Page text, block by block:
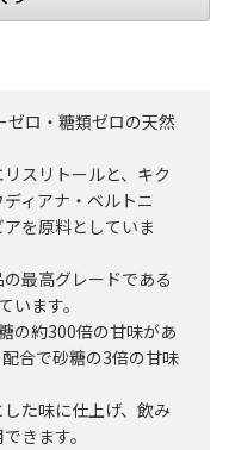
ゼロ・糖類ゼロの天然
スリトールと、キク
ィアナ・ベルトニ
を原料としていま
最高グレードである
います。
の約300倍の甘味があ
合で砂糖の3倍の甘味
た味に仕上げ、飲み
きます。